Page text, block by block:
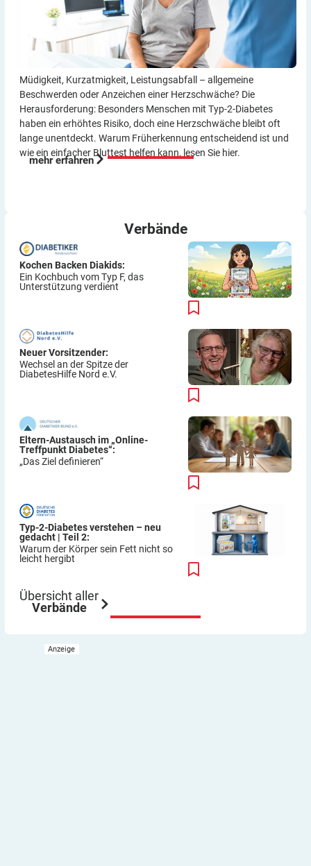
Müdigkeit, Kurzatmigkeit, Leistungsabfall – allgemeine
Beschwerden oder Anzeichen einer Herzschwäche? Die
Herausforderung: Besonders Menschen mit Typ-2-Diabetes
haben ein erhöhtes Risiko, doch eine Herzschwäche bleibt oft
lange unentdeckt. Warum Früherkennung entscheidend ist und
wie ein einfacher Bluttest helfen kann, lesen Sie hier.
mehr erfahren
Verbände
Kochen Backen Diakids:
Ein Kochbuch vom Typ F, das
Unterstützung verdient
Neuer Vorsitzender:
Wechsel an der Spitze der
DiabetesHilfe Nord e.V.
Eltern-Austausch im „Online-
Treffpunkt Diabetes“:
„Das Ziel definieren“
Typ-2-Diabetes verstehen – neu
gedacht | Teil 2:
Warum der Körper sein Fett nicht so
leicht hergibt
Übersicht aller
Verbände